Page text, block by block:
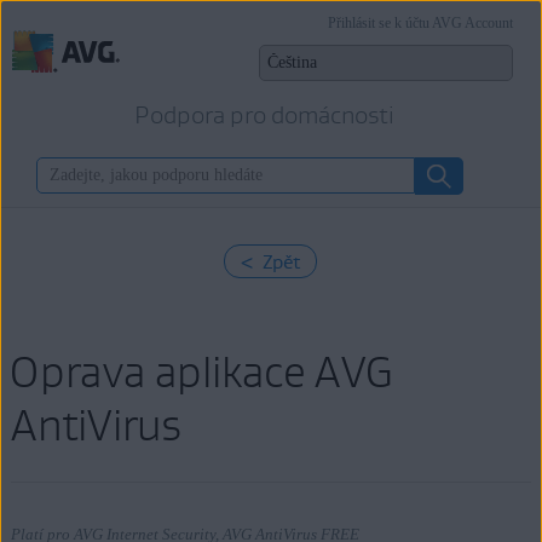
Podpora pro domácnosti
Přihlásit se k účtu AVG Account
< Zpět
Oprava aplikace AVG
AntiVirus
Platí pro AVG Internet Security, AVG AntiVirus FREE